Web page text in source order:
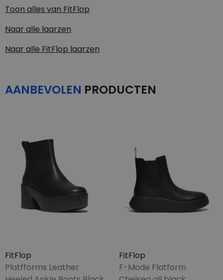
Toon alles van FitFlop
Naar alle laarzen
Naar alle FitFlop laarzen
AANBEVOLEN PRODUCTEN
FitFlop
Platfforms Leather
FitFlop
F-Mode Flatform